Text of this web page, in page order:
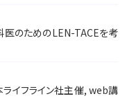
のためのLEN-TACEを考
イフライン社主催, web講